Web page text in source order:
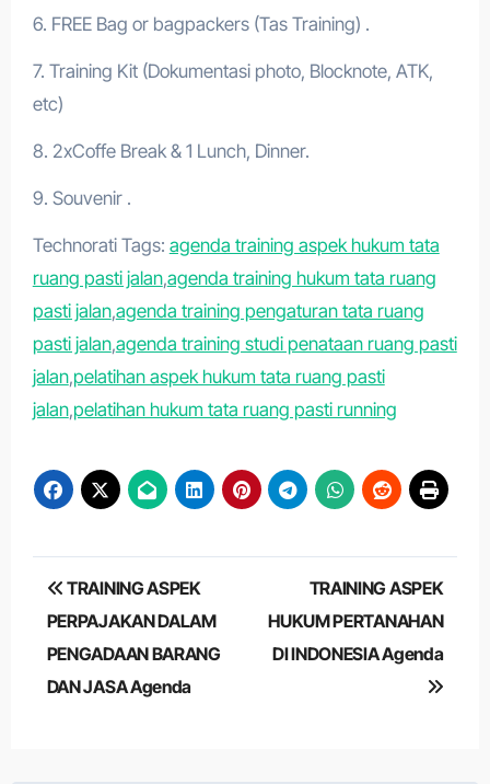
6. FREE Bag or bagpackers (Tas Training) .
7. Training Kit (Dokumentasi photo, Blocknote, ATK,
etc)
8. 2xCoffe Break & 1 Lunch, Dinner.
9. Souvenir .
Technorati Tags: agenda training aspek hukum tata
ruang pasti jalan,agenda training hukum tata ruang
pasti jalan,agenda training pengaturan tata ruang
pasti jalan,agenda training studi penataan ruang pasti
jalan,pelatihan aspek hukum tata ruang pasti
jalan,pelatihan hukum tata ruang pasti running
Post
navigation
TRAINING ASPEK
PERPAJAKAN DALAM
PENGADAAN BARANG
DAN JASA Agenda
TRAINING ASPEK
HUKUM PERTANAHAN
DI INDONESIA Agenda